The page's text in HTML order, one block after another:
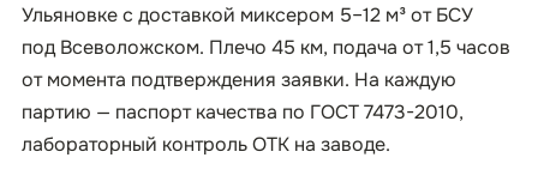
Ульяновке с доставкой миксером 5–12 м³ от БСУ
под Всеволожском. Плечо 45 км, подача от 1,5 часов
от момента подтверждения заявки. На каждую
партию — паспорт качества по ГОСТ 7473-2010,
лабораторный контроль ОТК на заводе.